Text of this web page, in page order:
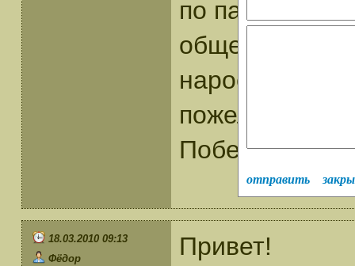
отправить
по памяти
общего
пожелания
Победы!
18.03.2010 09:13
Фёдор
Привет!